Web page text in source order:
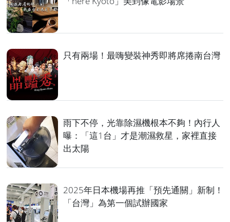
只有兩場！最嗨變裝神秀即將席捲南台灣
雨下不停，光靠除濕機根本不夠！內行人
曝：「這1台」才是潮濕救星，家裡直接
出太陽
2025年日本機場再推「預先通關」新制！
「台灣」為第一個試辦國家